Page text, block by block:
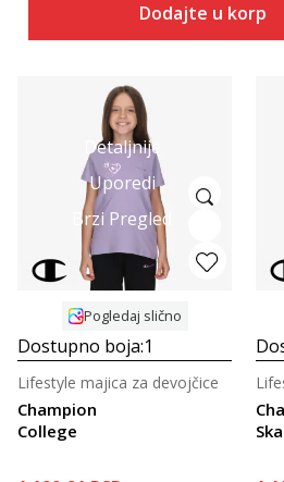
Dodajte u korpu
Detaljnije
Uporedi
Brzi Pregled
Pogledaj slično
Dostupno boja:1
Champion
College
Lifestyle majica za devojčice